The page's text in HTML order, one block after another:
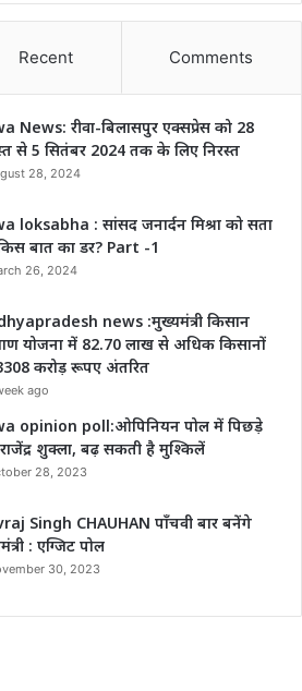
Recent Comments
News: रीवा-बिलासपुर एक्सप्रेस को 28
से 5 सितंबर 2024 तक के लिए निरस्त
28, 2024
loksabha : सांसद जनार्दन मिश्रा को सता
बात का डर? Part -1
26, 2024
news :मुख्यमंत्री किसान
योजना में 82.70 लाख से अधिक किसानों
करोड़ रूपए अंतरित
ago
opinion poll:ओपिनियन पोल में पिछड़े
राजेंद्र शुक्ला, बढ़ सकती है मुश्किलें
28, 2023
Singh CHAUHAN पाँचवी बार बनेंगे
: एग्जिट पोल
30, 2023